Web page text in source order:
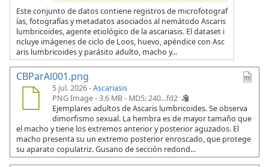
Este conjunto de datos contiene registros de microfotograf
ías, fotografías y metadatos asociados al nemátodo Ascaris
lumbricoides, agente etiológico de la ascariasis. El dataset i
ncluye imágenes de ciclo de Loos, huevo, apéndice con Asc
aris lumbricoides y parásito adulto, macho y...
CBParAl001.png
5 jul. 2026 -Ascariasis
PNG Image - 3.6 MB - MD5: 240...fd2
Ejemplares adultos de Ascaris lumbricoides. Se observa
dimorfismo sexual. La hembra es de mayor tamaño que
el macho y tiene los extremos anterior y posterior aguzados. El
macho presenta su un extremo posterior enroscado, que protege
su aparato copulatriz. Gusano de sección redond...